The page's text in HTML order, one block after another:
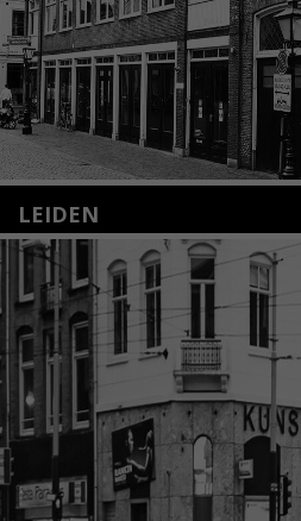
LEIDEN
Nieuwstraat 35
2312 KA Leiden
+31(0)71 – 52 84 480
info@kunsthuisleiden.nl
Lees meer